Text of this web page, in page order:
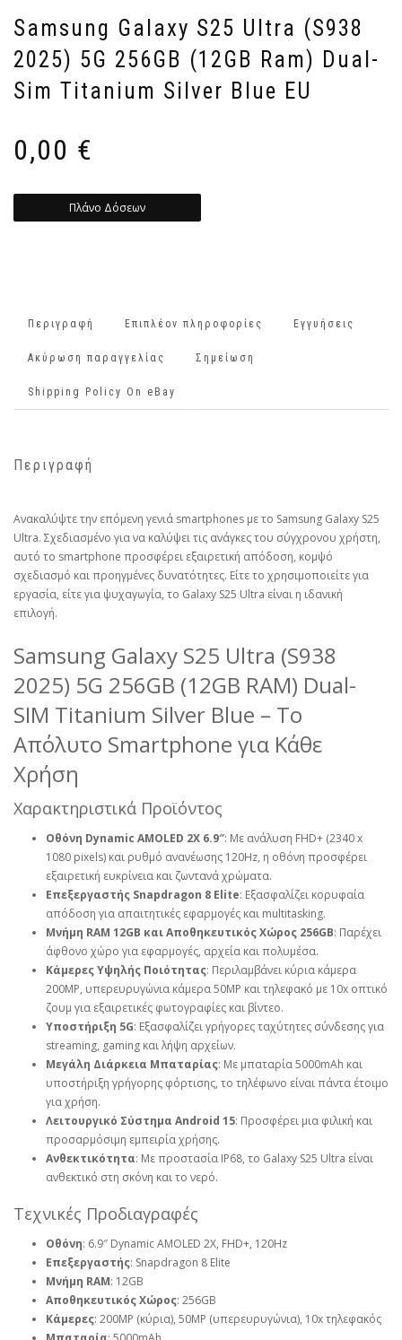
Samsung Galaxy S25 Ultra (S938
2025) 5G 256GB (12GB Ram) Dual-
Sim Titanium Silver Blue EU
0,00 €
Πλάνο Δόσεων
Περιγραφή Επιπλέον πληροφορίες Εγγυήσεις
Ακύρωση παραγγελίας Σημείωση
Shipping Policy On eBay
Περιγραφή
Ανακαλύψτε την επόμενη γενιά smartphones με το Samsung Galaxy S25
Ultra. Σχεδιασμένο για να καλύψει τις ανάγκες του σύγχρονου χρήστη,
αυτό το smartphone προσφέρει εξαιρετική απόδοση, κομψό
σχεδιασμό και προηγμένες δυνατότητες. Είτε το χρησιμοποιείτε για
εργασία, είτε για ψυχαγωγία, το Galaxy S25 Ultra είναι η ιδανική
επιλογή.
Samsung Galaxy S25 Ultra (S938
2025) 5G 256GB (12GB RAM) Dual-
SIM Titanium Silver Blue – Το
Απόλυτο Smartphone για Κάθε
Χρήση
Χαρακτηριστικά Προϊόντος
Οθόνη Dynamic AMOLED 2X 6.9″: Με ανάλυση FHD+ (2340 x
1080 pixels) και ρυθμό ανανέωσης 120Hz, η οθόνη προσφέρει
εξαιρετική ευκρίνεια και ζωντανά χρώματα.
Επεξεργαστής Snapdragon 8 Elite: Εξασφαλίζει κορυφαία
απόδοση για απαιτητικές εφαρμογές και multitasking.
Μνήμη RAM 12GB και Αποθηκευτικός Χώρος 256GB: Παρέχει
άφθονο χώρο για εφαρμογές, αρχεία και πολυμέσα.
Κάμερες Υψηλής Ποιότητας: Περιλαμβάνει κύρια κάμερα
200MP, υπερευρυγώνια κάμερα 50MP και τηλεφακό με 10x οπτικό
ζουμ για εξαιρετικές φωτογραφίες και βίντεο.
Υποστήριξη 5G: Εξασφαλίζει γρήγορες ταχύτητες σύνδεσης για
streaming, gaming και λήψη αρχείων.
Μεγάλη Διάρκεια Μπαταρίας: Με μπαταρία 5000mAh και
υποστήριξη γρήγορης φόρτισης, το τηλέφωνο είναι πάντα έτοιμο
για χρήση.
Λειτουργικό Σύστημα Android 15: Προσφέρει μια φιλική και
προσαρμόσιμη εμπειρία χρήσης.
Ανθεκτικότητα: Με προστασία IP68, το Galaxy S25 Ultra είναι
ανθεκτικό στη σκόνη και το νερό.
Τεχνικές Προδιαγραφές
Οθόνη: 6.9″ Dynamic AMOLED 2X, FHD+, 120Hz
Επεξεργαστής: Snapdragon 8 Elite
Μνήμη RAM: 12GB
Αποθηκευτικός Χώρος: 256GB
Κάμερες: 200MP (κύρια), 50MP (υπερευρυγώνια), 10x τηλεφακός